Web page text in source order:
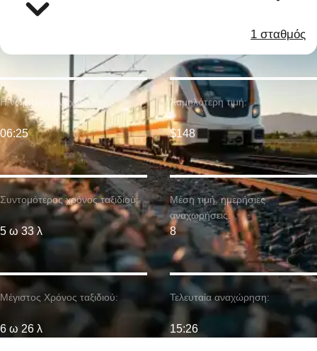
1 σταθμός
Συντομότερος χρόνος ταξιδιού:
5 ω 33 λ
Η νωρίτερη αναχώρηση:
06:25
Μέγιστος Χρόνος ταξιδιού:
6 ω 26 λ
Χαμηλότερη τιμή:
$148
Μέση τιμή. ημερήσιες
αναχωρήσεις:
8
Τελευταία αναχώρηση:
15:26